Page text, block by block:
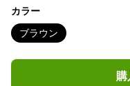
カラー
ブラウン
購